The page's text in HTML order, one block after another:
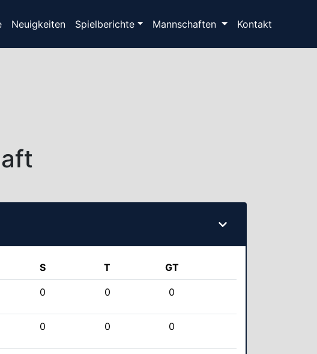
(current)
Neuigkeiten Spielberichte Mannschaften Kontakt(current)
S T GT
0 0 0
0 0 0